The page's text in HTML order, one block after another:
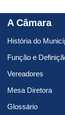
A Câmara
História do
Função e
Vereadores
Mesa Diretora
Glossário